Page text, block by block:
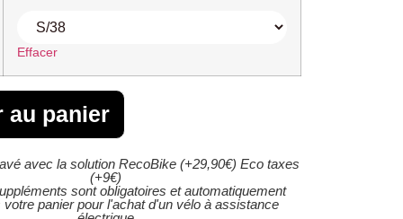
Effacer
au panier
avec la solution RecoBike (+29,90€) Eco taxes
(+9€)
sont obligatoires et automatiquement
votre panier pour l'achat d'un vélo à assistance